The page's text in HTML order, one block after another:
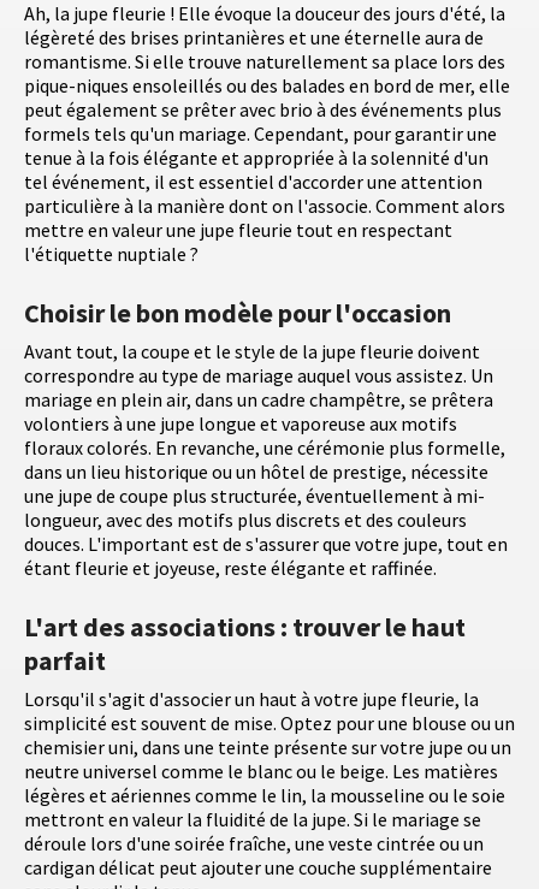
Ah, la jupe fleurie ! Elle évoque la douceur des jours d'été, la
légèreté des brises printanières et une éternelle aura de
romantisme. Si elle trouve naturellement sa place lors des
pique-niques ensoleillés ou des balades en bord de mer, elle
peut également se prêter avec brio à des événements plus
formels tels qu'un mariage. Cependant, pour garantir une
tenue à la fois élégante et appropriée à la solennité d'un
tel événement, il est essentiel d'accorder une attention
particulière à la manière dont on l'associe. Comment alors
mettre en valeur une jupe fleurie tout en respectant
l'étiquette nuptiale ?
Choisir le bon modèle pour l'occasion
Avant tout, la coupe et le style de la jupe fleurie doivent
correspondre au type de mariage auquel vous assistez. Un
mariage en plein air, dans un cadre champêtre, se prêtera
volontiers à une jupe longue et vaporeuse aux motifs
floraux colorés. En revanche, une cérémonie plus formelle,
dans un lieu historique ou un hôtel de prestige, nécessite
une jupe de coupe plus structurée, éventuellement à mi-
longueur, avec des motifs plus discrets et des couleurs
douces. L'important est de s'assurer que votre jupe, tout en
étant fleurie et joyeuse, reste élégante et raffinée.
L'art des associations : trouver le haut
parfait
Lorsqu'il s'agit d'associer un haut à votre jupe fleurie, la
simplicité est souvent de mise. Optez pour une blouse ou un
chemisier uni, dans une teinte présente sur votre jupe ou un
neutre universel comme le blanc ou le beige. Les matières
légères et aériennes comme le lin, la mousseline ou le soie
mettront en valeur la fluidité de la jupe. Si le mariage se
déroule lors d'une soirée fraîche, une veste cintrée ou un
cardigan délicat peut ajouter une couche supplémentaire